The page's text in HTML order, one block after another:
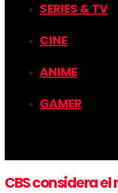
SERIES & TV
CINE
ANIME
GAMER
CBS considera el